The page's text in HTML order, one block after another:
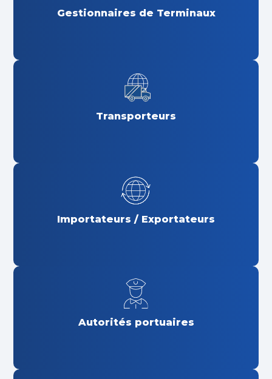
Gestionnaires de Terminaux
Transporteurs
Importateurs / Exportateurs
Autorités portuaires